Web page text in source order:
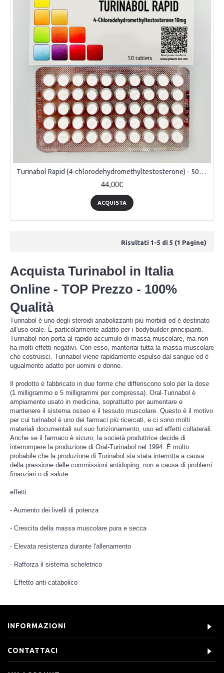
Turinabol Rapid (4-chlorodehydromethyltestosterone) - 50tabs (10mg/tab)
44,00€
ACQUISTA
Risultati 1-5 di 5 (1 Pagine)
Acquista Turinabol in Italia
Online - TOP Prezzo - 100%
Qualità
Turinabol è uno degli steroidi anabolizzanti più morbidi ed è destinato
all'uso orale. È particolarmente adatto per i bodybuilder principianti.
Turinabol non porta al rapido accumulo di massa muscolare, ma non
ha molti effetti negativi. Con esso, manterrai tutta la massa muscolare
che costruisci. Turinabol viene rapidamente espulso dal sangue ed è
ugualmente adatto per uomini e donne.
Il prodotto è fabbricato in due forme che differiscono solo per la dose
(1 milligrammo e 5 milligrammi per compressa). Oral-Turinabol è
ampiamente usato in medicina, soprattutto per aumentare e
mantenere il sistema osseo e il tessuto muscolare. Questo è il motivo
per cui turinabol è uno dei farmaci più ricercati, e ci sono molti
materiali documentali sul suo funzionamento, uso ed effetti collaterali.
Anche se il farmaco è sicuro, la società produttrice decide di
interrompere la produzione di Oral-Turinabol nel 1994. È molto
probabile che la produzione di Turinabol sia stata interrotta a causa
della pressione delle commissioni antidoping, non a causa di problemi
finanziari o di salute.
effetti:
- Aumento dei livelli di potenza
- Crescita della massa muscolare pura e secca
- Elevata resistenza durante l'allenamento
- Rafforza il sistema scheletrico
- Effetto anti-catabolico
INFORMAZIONI
CONTATTACI